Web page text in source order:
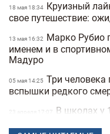
18 мая 18:34 Круизный
свое путешествие:
13 мая 16:32
Марко Рубио
именем и в
Мадуро
05 мая 14:25 Три человека
вспышки редкого
23 апреля 17:07
В школах у